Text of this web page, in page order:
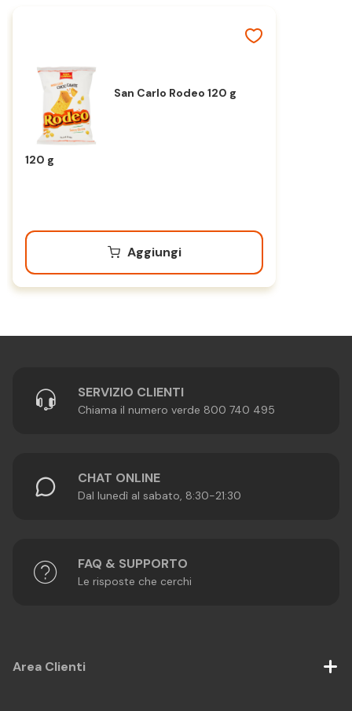
San Carlo Rodeo 120 g
120 g
Aggiungi
SERVIZIO CLIENTI
Chiama il numero verde 800 740 495
CHAT ONLINE
Dal lunedì al sabato, 8:30-21:30
FAQ & SUPPORTO
Le risposte che cerchi
Area Clienti